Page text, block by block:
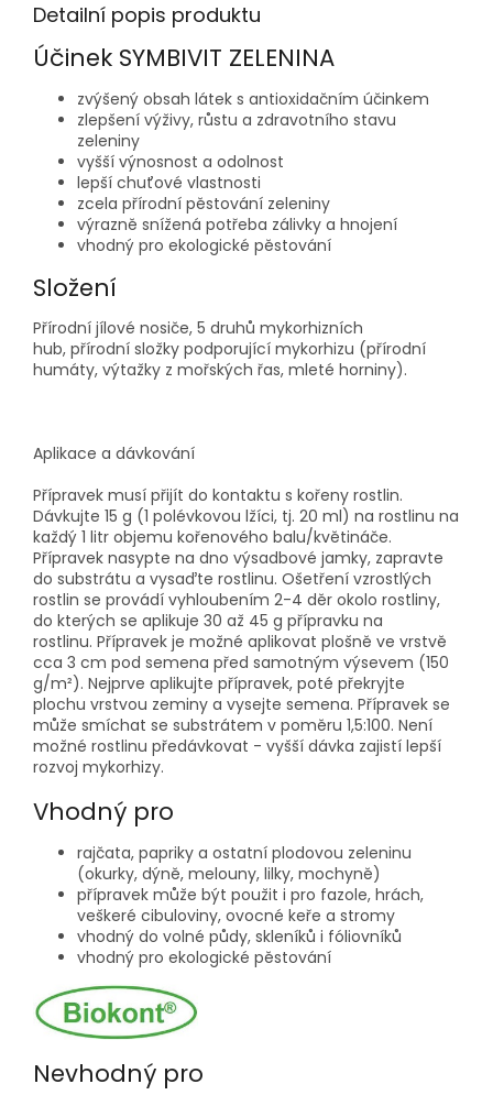
Detailní popis produktu
Účinek SYMBIVIT ZELENINA
zvýšený obsah látek s antioxidačním účinkem
zlepšení výživy, růstu a zdravotního stavu
zeleniny
vyšší výnosnost a odolnost
lepší chuťové vlastnosti
zcela přírodní pěstování zeleniny
výrazně snížená potřeba zálivky a hnojení
vhodný pro ekologické pěstování
Složení
Přírodní jílové nosiče, 5 druhů mykorhizních
hub, přírodní složky podporující mykorhizu (přírodní
humáty, výtažky z mořských řas, mleté horniny).
Aplikace a dávkování
Přípravek musí přijít do kontaktu s kořeny rostlin.
Dávkujte 15 g (1 polévkovou lžíci, tj. 20 ml) na rostlinu na
každý 1 litr objemu kořenového balu/květináče.
Přípravek nasypte na dno výsadbové jamky, zapravte
do substrátu a vysaďte rostlinu. Ošetření vzrostlých
rostlin se provádí vyhloubením 2-4 děr okolo rostliny,
do kterých se aplikuje 30 až 45 g přípravku na
rostlinu. Přípravek je možné aplikovat plošně ve vrstvě
cca 3 cm pod semena před samotným výsevem (150
g/m²). Nejprve aplikujte přípravek, poté překryjte
plochu vrstvou zeminy a vysejte semena. Přípravek se
může smíchat se substrátem v poměru 1,5:100. Není
možné rostlinu předávkovat - vyšší dávka zajistí lepší
rozvoj mykorhizy.
Vhodný pro
rajčata, papriky a ostatní plodovou zeleninu
(okurky, dýně, melouny, lilky, mochyně)
­přípravek může být použit i pro fazole, hrách,
veškeré cibuloviny, ovocné keře a stromy
­vhodný do volné půdy, skleníků i fóliovníků
vhodný pro ekologické pěstování
Nevhodný pro